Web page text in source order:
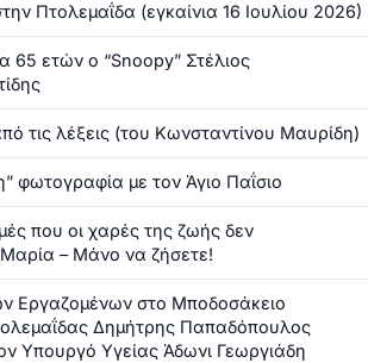
Πτολεμαΐδα (εγκαίνια 16 Ιουλίου 2026)
65 ετών ο “Snoopy” Στέλιος
τις λέξεις (του Κωνσταντίνου Μαυρίδη)
φωτογραφία με τον Άγιο Παΐσιο
που οι χαρές της ζωής δεν
Μαρία – Μάνο να ζήσετε!
Εργαζομένων στο Μποδοσάκειο
Δημήτρης Παπαδόπουλος
Υπουργό Υγείας Άδωνι Γεωργιάδη